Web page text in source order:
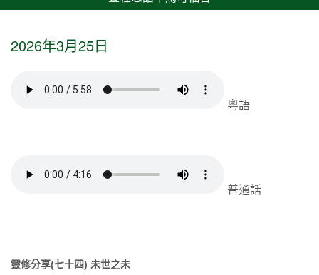
2026年3月25日
粵語
普通話
靈修分享(七十四) 未世之未